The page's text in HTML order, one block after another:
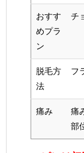
おすす
めプラ
ン
チ
脱毛方
法
フ
痛み
痛
部